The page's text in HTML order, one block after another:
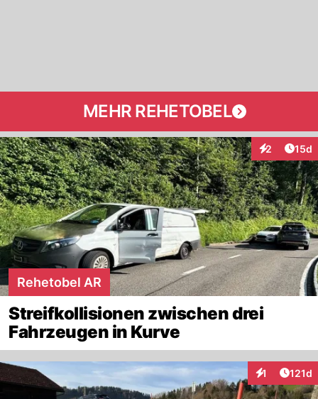
MEHR REHETOBEL
2
Interaktionen
15d
Rehetobel AR
Streifkollisionen zwischen drei
Fahrzeugen in Kurve
1
Interaktionen
121d